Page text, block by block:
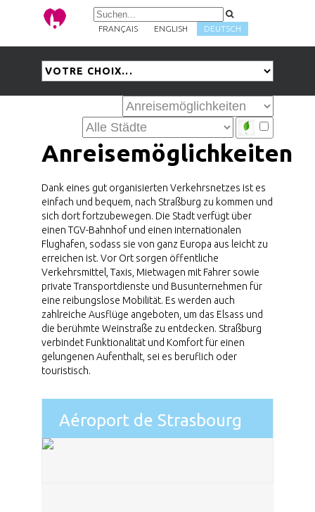
FRANÇAIS ENGLISH DEUTSCH
Anreisemöglichkeiten
Dank eines gut organisierten Verkehrsnetzes ist es
einfach und bequem, nach Straßburg zu kommen und
sich dort fortzubewegen. Die Stadt verfügt über
einen TGV-Bahnhof und einen internationalen
Flughafen, sodass sie von ganz Europa aus leicht zu
erreichen ist. Vor Ort sorgen öffentliche
Verkehrsmittel, Taxis, Mietwagen mit Fahrer sowie
private Transportdienste und Busunternehmen für
eine reibungslose Mobilität. Es werden auch
zahlreiche Ausflüge angeboten, um das Elsass und
die berühmte Weinstraße zu entdecken. Straßburg
verbindet Funktionalität und Komfort für einen
gelungenen Aufenthalt, sei es beruflich oder
touristisch.
Aéroport de Strasbourg